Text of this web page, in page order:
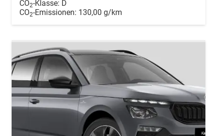
CO2-Klasse: D
CO2-Emissionen: 130,00 g/km